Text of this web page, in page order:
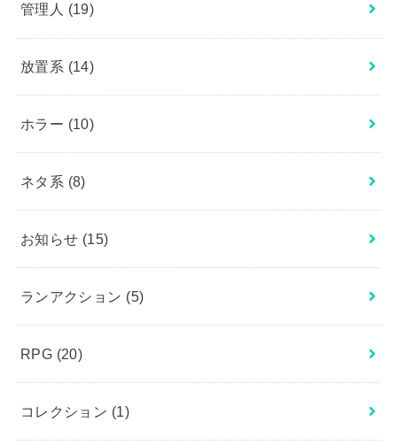
管理人 (19)
放置系 (14)
ホラー (10)
ネタ系 (8)
お知らせ (15)
ランアクション (5)
RPG (20)
コレクション (1)